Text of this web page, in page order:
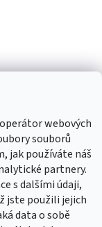
webových
souborů
jak používáte náš
partnery.
s dalšími údaji,
jste použili jejich
data o sobě